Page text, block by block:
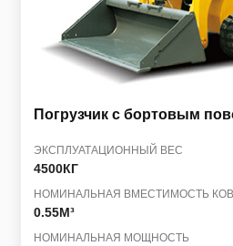
Погрузчик с бортовым
ЭКСПЛУАТАЦИОННЫЙ ВЕС
4500КГ
НОМИНАЛЬНАЯ ВМЕСТИМОСТЬ
0.55M³
НОМИНАЛЬНАЯ МОЩНОСТЬ